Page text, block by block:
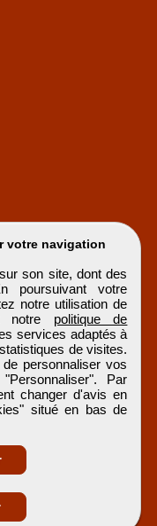
votre navigation
son site, dont des
poursuivant votre
notre utilisation de
notre politique de
services adaptés à
de visites.
personnaliser vos
Par
changer d'avis en
situé en bas de